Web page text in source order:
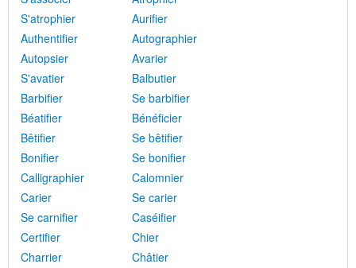
S'atrophier
Aurifier
Authentifier
Autographier
Autopsier
Avarier
S'avatier
Balbutier
Barbifier
Se barbifier
Béatifier
Bénéficier
Bêtifier
Se bêtifier
Bonifier
Se bonifier
Calligraphier
Calomnier
Carier
Se carier
Se carnifier
Caséifier
Certifier
Chier
Charrier
Châtier